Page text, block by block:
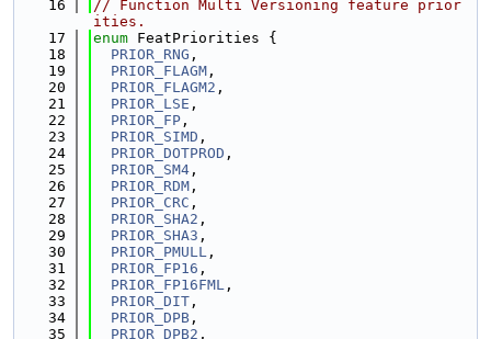
   16
// Function Multi Versioning feature prior
ities.
   17
enum FeatPriorities {
   18
PRIOR_RNG ,
   19
PRIOR_FLAGM ,
   20
PRIOR_FLAGM2 ,
   21
PRIOR_LSE ,
   22
PRIOR_FP ,
   23
PRIOR_SIMD ,
   24
PRIOR_DOTPROD ,
   25
PRIOR_SM4 ,
   26
PRIOR_RDM ,
   27
PRIOR_CRC ,
   28
PRIOR_SHA2 ,
   29
PRIOR_SHA3 ,
   30
PRIOR_PMULL ,
   31
PRIOR_FP16 ,
   32
PRIOR_FP16FML ,
   33
PRIOR_DIT ,
   34
PRIOR_DPB ,
   35
PRIOR_DPB2 ,